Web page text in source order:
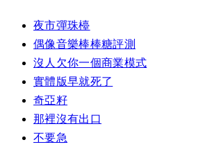
夜市彈珠檯
偶像音樂棒棒糖評測
沒人欠你一個商業模式
實體版早就死了
奇亞籽
那裡沒有出口
不要急